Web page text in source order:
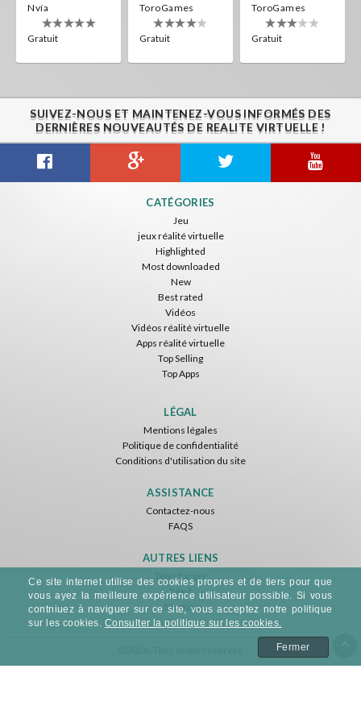
Nvía
Gratuit
ToroGames
Gratuit
ToroGames
Gratuit
SUIVEZ-NOUS ET MAINTENEZ-VOUS INFORMÉS DES
DERNIÈRES NOUVEAUTÉS DE REALITE VIRTUELLE !
CATÉGORIES
Jeu
jeux réalité virtuelle
Highlighted
Most downloaded
New
Best rated
Vidéos
Vidéos réalité virtuelle
Apps réalité virtuelle
Top Selling
Top Apps
LÉGAL
Mentions légales
Politique de confidentialité
Conditions d'utilisation du site
ASSISTANCE
Contactez-nous
FAQS
AUTRES LIENS
Télécharger
Feed
Sitemap
Ce site internet utilise des cookies propres et de tiers pour que
vous ayez la meilleure expérience utilisateur possible. Si vous
contniuez à naviguer sur ce site, vous acceptez notre politique
sur les cookies. Consulter la politique sur les cookies.
Fermer